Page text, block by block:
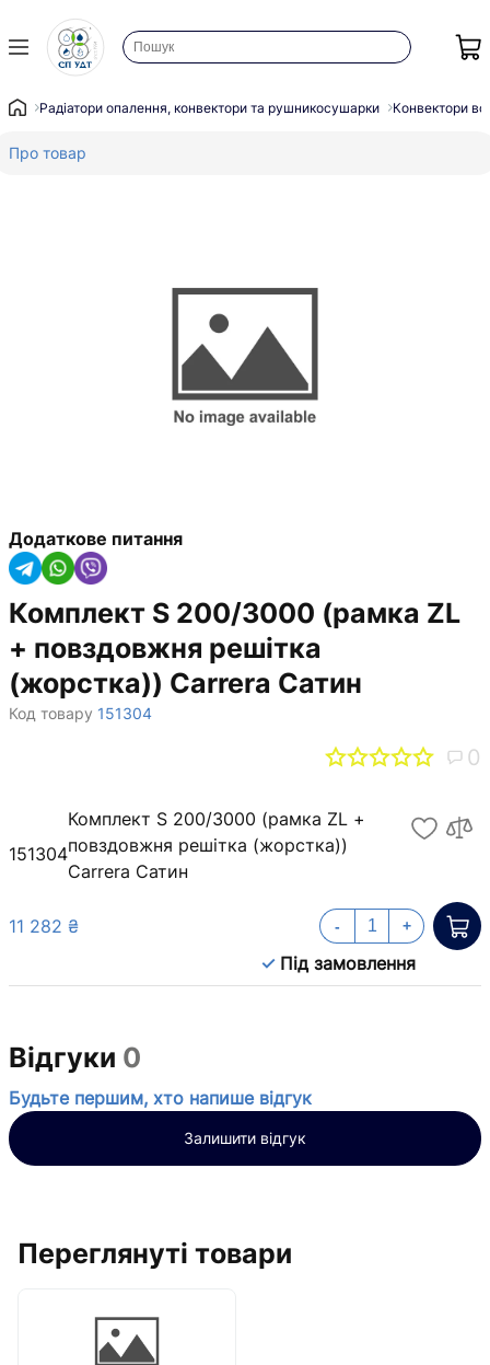
Радіатори опалення, конвектори та рушникосушарки Конвектори
Про товар
Додаткове питання
Комплект S 200/3000 (рамка ZL
+ повздовжня решітка
(жорстка)) Carrera Сатин
Код товару 151304
0
151304
Комплект S 200/3000 (рамка ZL +
повздовжня решітка (жорстка))
Carrera Сатин
11 282 ₴
Під замовлення
- +
Відгуки 0
Будьте першим, хто напише відгук
Залишити відгук
Переглянуті товари